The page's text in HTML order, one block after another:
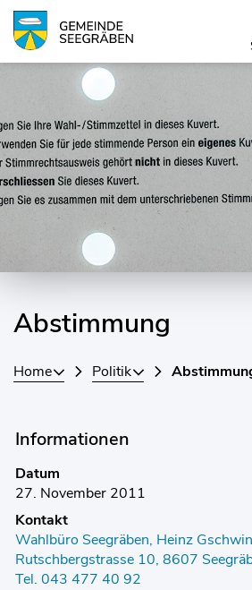
Kopfzeile
Abstimmung
Home Politik
Informationen
Datum
27. November 2011
Kontakt
Wahlbüro Seegräben, Heinz
Rutschbergstrasse 10, 8607
Tel. 043 477 40 92